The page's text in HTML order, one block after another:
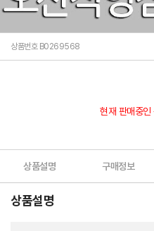
상품번호 B0269568
현재 판매중인
상품설명 구매정보
상품설명